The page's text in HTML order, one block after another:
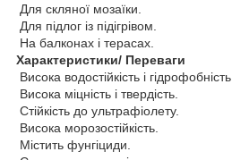
Для скляної мозаїки.
Для підлог із підігрівом.
На балконах і терасах.
Характеристики/ Переваги
Висока водостійкість і гідрофобність.
Висока міцність і твердість.
Стійкість до ультрафіолету.
Висока морозостійкість.
Містить фунгіциди.